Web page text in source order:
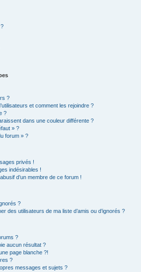
?
et comment les rejoindre ?
?
dans une couleur différente ?
» ?
forum » ?
privés !
indésirables !
d’un membre de ce forum !
?
des utilisateurs de ma liste d’amis ou d’ignorés ?
?
aucun résultat ?
page blanche ?!
?
messages et sujets ?